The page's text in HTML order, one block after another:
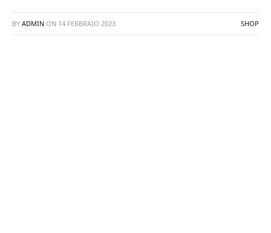
BY ADMIN ON 14 FEBBRAIO 2023 SHOP